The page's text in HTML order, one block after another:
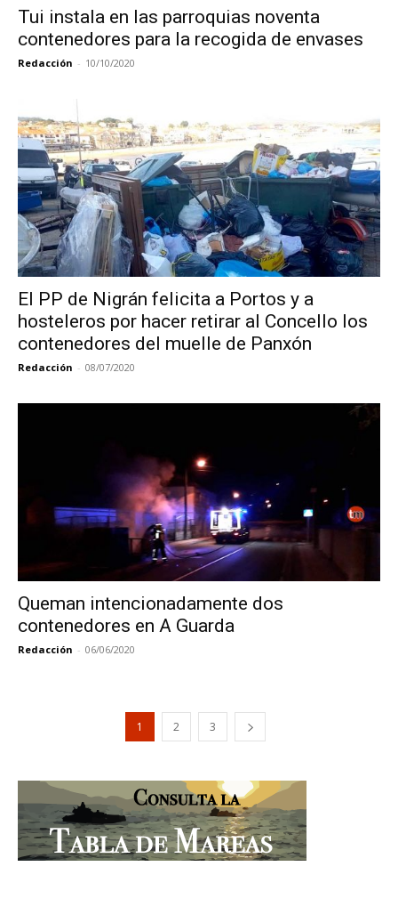
Tui instala en las parroquias noventa
contenedores para la recogida de envases
Redacción - 10/10/2020
El PP de Nigrán felicita a Portos y a
hosteleros por hacer retirar al Concello los
contenedores del muelle de Panxón
Redacción - 08/07/2020
Queman intencionadamente dos
contenedores en A Guarda
Redacción - 06/06/2020
1 2 3